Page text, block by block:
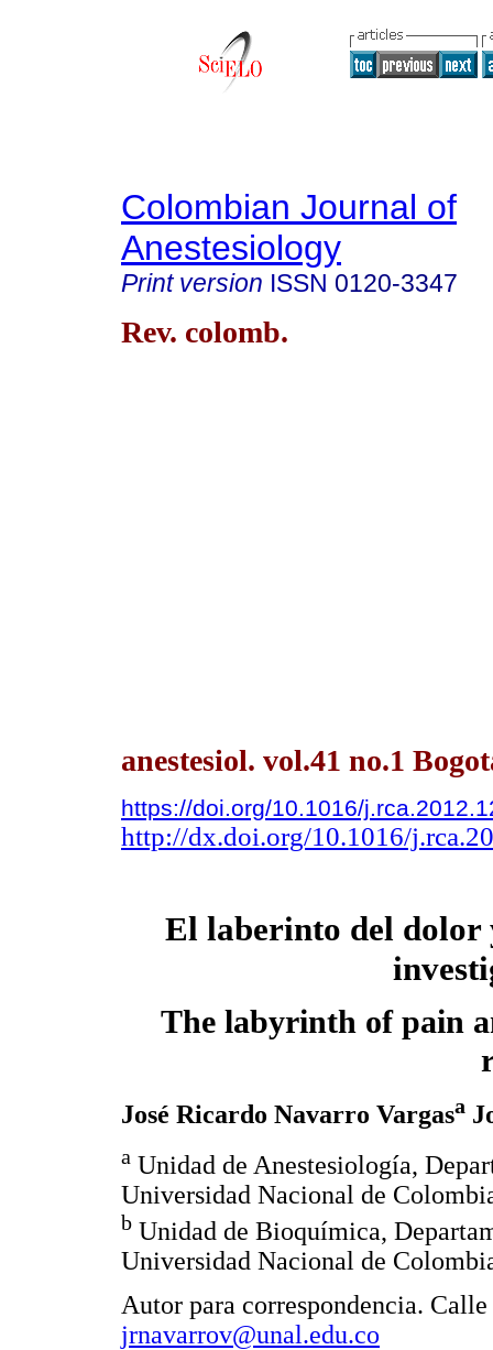
Colombian Journal of
Anestesiology
Print version ISSN 0120-3347
Rev. colomb.
anestesiol. vol.41 no.1
https://doi.org/10.1016/
http://dx.doi.org/10.1016/
El laberinto del dolor
The labyrinth of pain
José Ricardo Navarro Vargasa
a Unidad de Anestesiología,
Universidad Nacional de
b Unidad de Bioquímica,
Universidad Nacional de
Autor para correspondencia.
jrnavarrov@unal.edu.co